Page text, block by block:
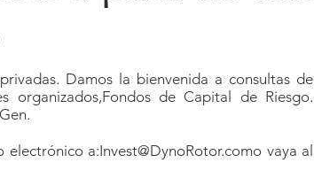
Damos la bienvenida a consultas de
organizados,Fondos de Capital de Riesgo.
electrónico a:Invest@DynoRotor.como vaya al